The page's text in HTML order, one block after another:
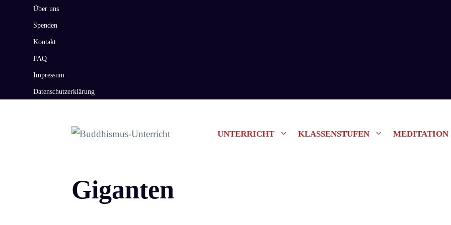
Über uns
Spenden
Kontakt
FAQ
Impressum
Datenschutzerklärung
UNTERRICHT KLASSENSTUFEN MEDITATION
Giganten